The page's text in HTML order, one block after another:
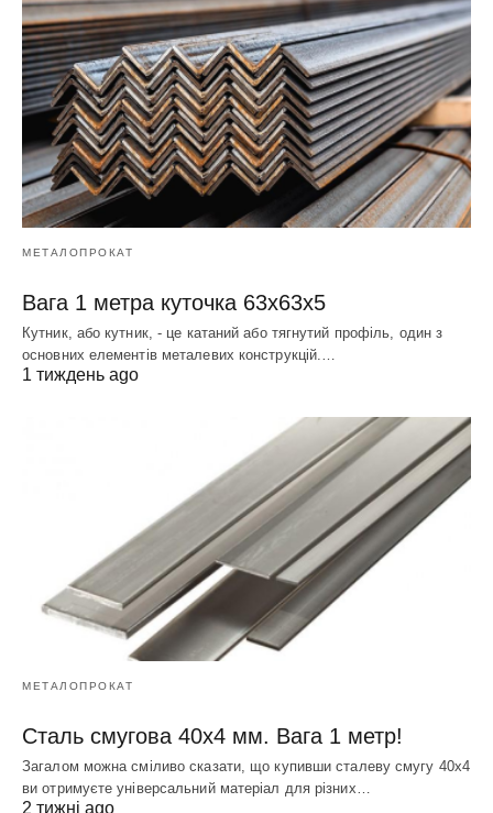
МЕТАЛОПРОКАТ
Вага 1 метра куточка 63х63х5
Кутник, або кутник, - це катаний або тягнутий профіль, один з
основних елементів металевих конструкцій.…
1 тиждень ago
МЕТАЛОПРОКАТ
Сталь смугова 40х4 мм. Вага 1 метр!
Загалом можна сміливо сказати, що купивши сталеву смугу 40х4
ви отримуєте універсальний матеріал для різних…
2 тижні ago